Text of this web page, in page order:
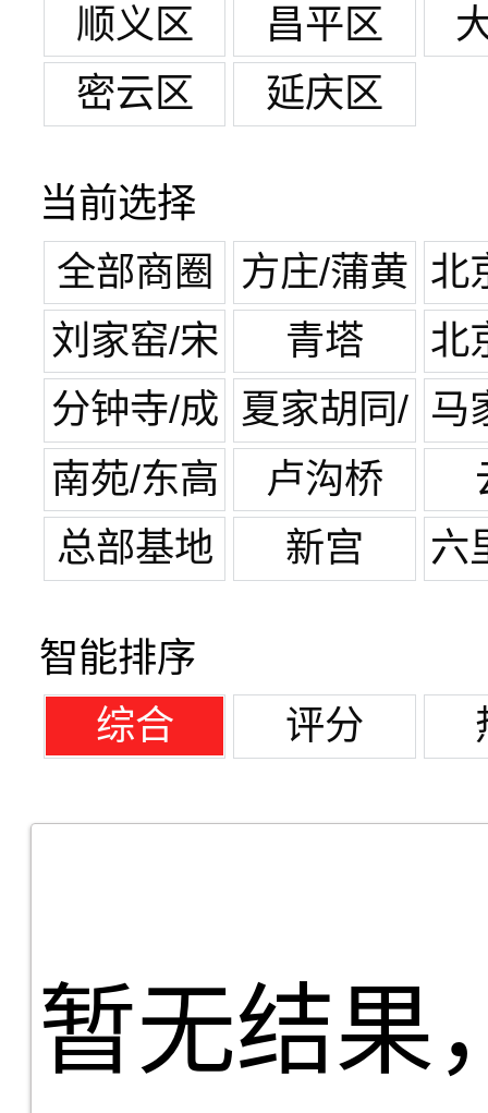
顺义区
昌平区
密云区
延庆区
当前选择
全部商圈
方庄/蒲黄
榆
北
刘家窑/宋
家庄
青塔
北
分钟寺/成
寿寺
夏家胡同/
纪家庙
马
南苑/东高
地
卢沟桥
总部基地
新宫
六
智能排序
综合
评分
暂无结果